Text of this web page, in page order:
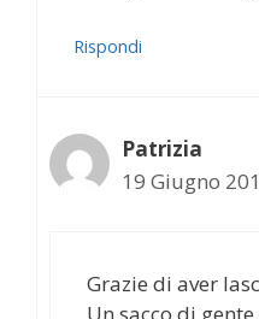
Rispondi
Patrizia
19 Giugno
Grazie di aver
Un sacco di